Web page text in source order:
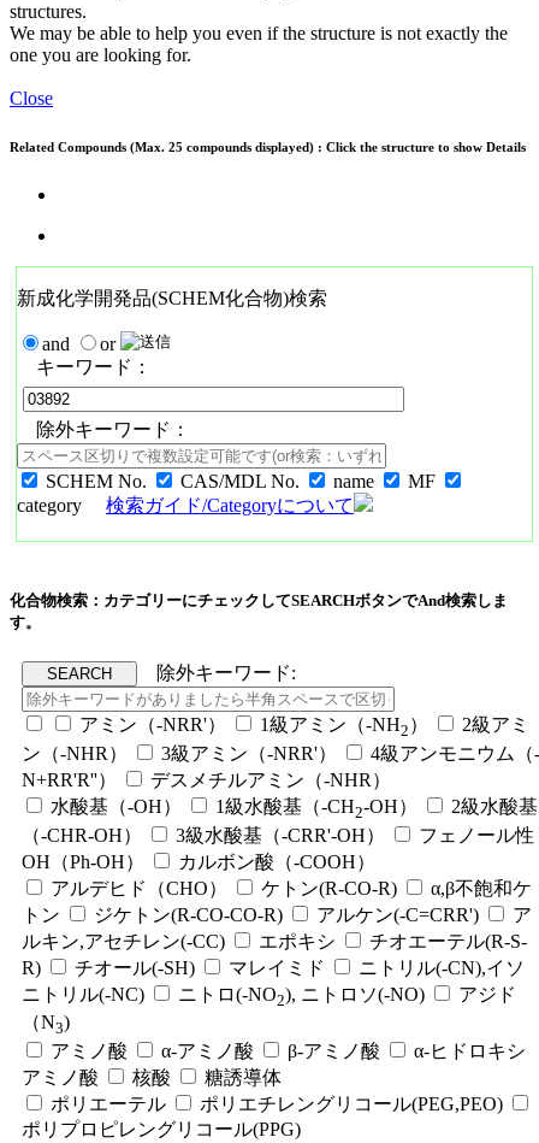
structures.
We may be able to help you even if the structure is not exactly the
one you are looking for.
Close
Related Compounds (Max. 25 compounds displayed) : Click the structure to show Details
新成化学開発品(SCHEM化合物)検索
and
or
キーワード：
除外キーワード：
SCHEM No. CAS/MDL No. name
MF
category
検索ガイド/Categoryについて
化合物検索：カテゴリーにチェックしてSEARCHボタンでAnd検索しま
す。
除外キーワード:
アミン（-NRR'） 1級アミン（-NH2 ）
2級アミ
ン（-NHR）
3級アミン（-NRR'）
4級アンモニウム（-
N+RR'R''）
デスメチルアミン（-NHR）
水酸基（-OH）
1級水酸基（-CH2-OH）
2級水酸基
（-CHR-OH）
3級水酸基（-CRR'-OH）
フェノール性
OH（Ph-OH）
カルボン酸（-COOH）
アルデヒド（CHO）
ケトン(R-CO-R)
α,β不飽和ケ
トン
ジケトン(R-CO-CO-R) アルケン(-C=CRR')
ア
ルキン,アセチレン(-CC)
エポキシ
チオエーテル(R-S-
R)
チオール(-SH) マレイミド
ニトリル(-CN),イソ
ニトリル(-NC)
ニトロ(-NO2), ニトロソ(-NO)
アジド
（N3)
アミノ酸
α-アミノ酸 β-アミノ酸
α-ヒドロキシ
アミノ酸
核酸
糖誘導体
ポリエーテル
ポリエチレングリコール(PEG,PEO)
ポリプロピレングリコール(PPG)